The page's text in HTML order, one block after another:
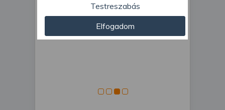
személyre szabott hirdetések és
tartalom nyújtásához, hirdetés- és
tartalomméréshez, nézettségi adatok
gyűjtéséhez, valamint termékek
adatokat és azonosítási információkat
Testreszabás
Elfogadom